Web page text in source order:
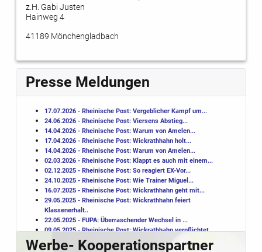
z.H. Gabi Justen
Hainweg 4
41189 Mönchengladbach
Presse Meldungen
17.07.2026 - Rheinische Post: Vergeblicher Kampf um...
24.06.2026 - Rheinische Post: Viersens Abstieg...
14.04.2026 - Rheinische Post: Warum von Amelen...
17.04.2026 - Rheinische Post: Wickrathhahn holt...
14.04.2026 - Rheinische Post: Warum von Amelen...
02.03.2026 - Rheinische Post: Klappt es auch mit einem...
02.12.2025 - Rheinische Post: So reagiert EX-Vor...
24.10.2025 - Rheinische Post: Wie Trainer Miguel...
16.07.2025 - Rheinische Post: Wickrathhahn geht mit...
29.05.2025 - Rheinische Post: Wickrathhahn feiert
Klassenerhalt..
22.05.2025 - FUPA: Überraschender Wechsel in ...
09.05.2025 - Rheinische Post: Wickrathhahn verpflichtet ...
10.10.2024 - Rheinische Post: Wickrathhahn setzt sich ...
30.09.2024 - Der Lokalbote: Sportunfall ...
Werbe- Kooperationspartner